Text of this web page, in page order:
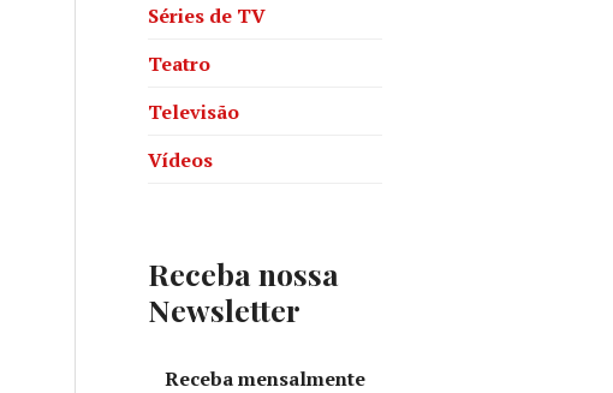
Séries de TV
Teatro
Televisão
Vídeos
Receba nossa
Newsletter
Receba mensalmente